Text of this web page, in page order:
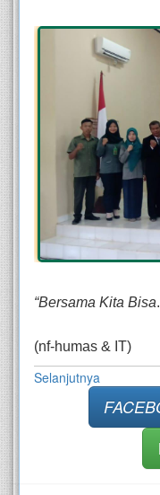
“Bersama Kita Bisa
(nf-humas & IT)
Selanjutnya